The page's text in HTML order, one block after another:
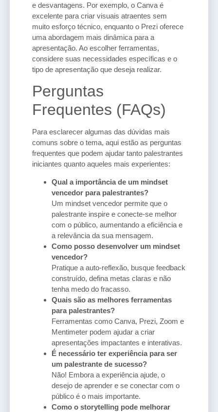
e desvantagens. Por exemplo, o Canva é
excelente para criar visuais atraentes sem
muito esforço técnico, enquanto o Prezi oferece
uma abordagem mais dinâmica para a
apresentação. Ao escolher ferramentas,
considere suas necessidades específicas e o
tipo de apresentação que deseja realizar.
Perguntas
Frequentes (FAQs)
Para esclarecer algumas das dúvidas mais
comuns sobre o tema, aqui estão as perguntas
frequentes que podem ajudar tanto palestrantes
iniciantes quanto aqueles mais experientes:
Qual a importância de um mindset
vencedor para palestrantes?
Um mindset vencedor permite que o
palestrante inspire e conecte-se melhor
com o público, aumentando a eficiência e
a relevância da sua mensagem.
Como posso desenvolver um mindset
vencedor?
Pratique a auto-reflexão, busque feedback
construído, defina metas claras e não
tenha medo do fracasso.
Quais são as melhores ferramentas
para palestrantes?
Ferramentas como Canva, Prezi, Zoom e
Mentimeter podem ajudar a criar
apresentações impactantes e interativas.
É necessário ter experiência para ser
um palestrante de sucesso?
Não! Embora a experiência ajude, o
desejo de aprender e se conectar com o
público é o mais importante.
Como o storytelling pode melhorar